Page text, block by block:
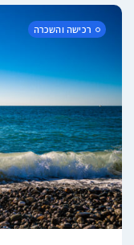
רכישה והשכרה